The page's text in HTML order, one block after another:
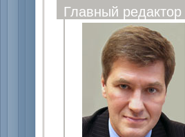
Главный редактор